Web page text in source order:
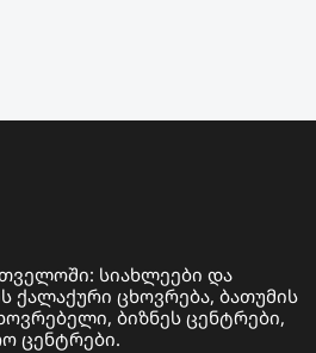
სიახლეები და
ქალაქური ცხოვრება, ბათუმის
ბიზნეს ცენტრები,
ცენტრები.